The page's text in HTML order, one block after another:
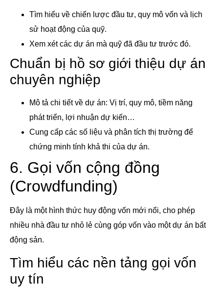
Tìm hiểu về chiến lược đầu tư, quy mô vốn và lịch
sử hoạt động của quỹ.
Xem xét các dự án mà quỹ đã đầu tư trước đó.
Chuẩn bị hồ sơ giới thiệu dự án
chuyên nghiệp
Mô tả chi tiết về dự án: Vị trí, quy mô, tiềm năng
phát triển, lợi nhuận dự kiến…
Cung cấp các số liệu và phân tích thị trường để
chứng minh tính khả thi của dự án.
6. Gọi vốn cộng đồng
(Crowdfunding)
Đây là một hình thức huy động vốn mới nổi, cho phép
nhiều nhà đầu tư nhỏ lẻ cùng góp vốn vào một dự án bất
động sản.
Tìm hiểu các nền tảng gọi vốn
uy tín